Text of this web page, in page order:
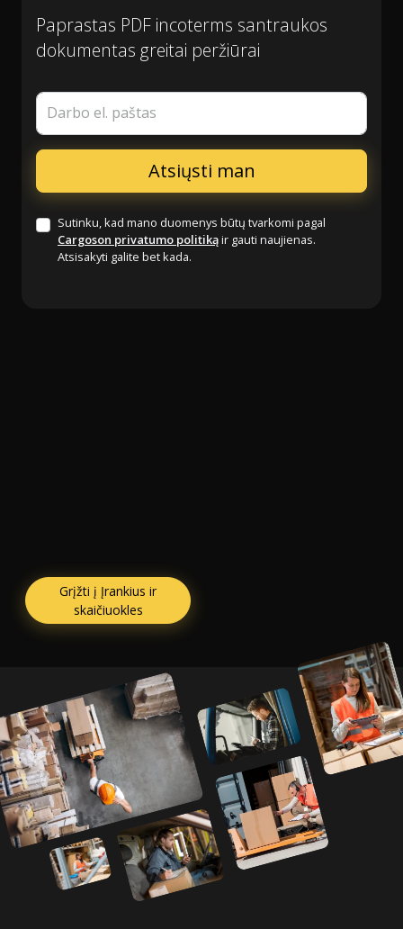
Paprastas PDF incoterms santraukos
dokumentas greitai peržiūrai
Darbo el. paštas
Sutinku, kad mano duomenys būtų tvarkomi pagal
Cargoson privatumo politikąir gauti naujienas.
Atsisakyti galite bet kada.
Grįžti į Įrankius ir
skaičiuokles